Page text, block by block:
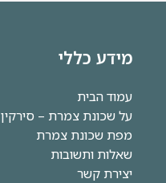
מידע כללי
עמוד הבית
על שכונת צמרת – סירקין
מפת שכונת צמרת
שאלות ותשובות
יצירת קשר